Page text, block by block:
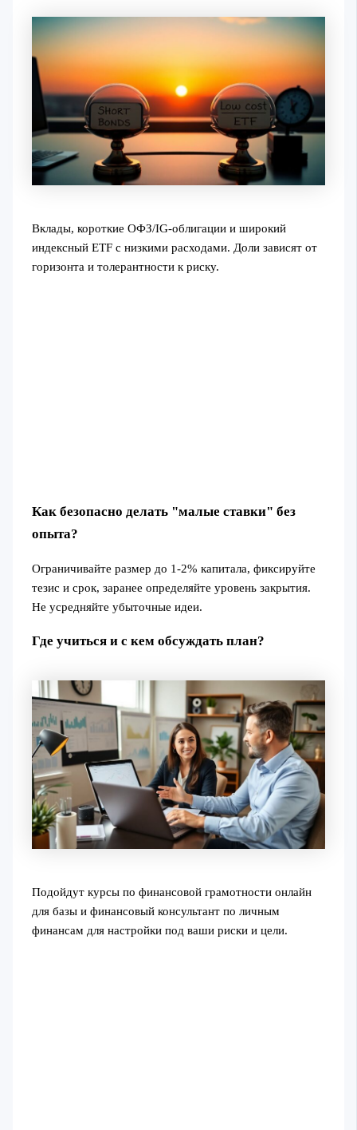
Вклады, короткие ОФЗ/IG‑облигации и широкий
индексный ETF с низкими расходами. Доли зависят от
горизонта и толерантности к риску.
Как безопасно делать "малые ставки" без
опыта?
Ограничивайте размер до 1-2% капитала, фиксируйте
тезис и срок, заранее определяйте уровень закрытия.
Не усредняйте убыточные идеи.
Где учиться и с кем обсуждать план?
Подойдут курсы по финансовой грамотности онлайн
для базы и финансовый консультант по личным
финансам для настройки под ваши риски и цели.